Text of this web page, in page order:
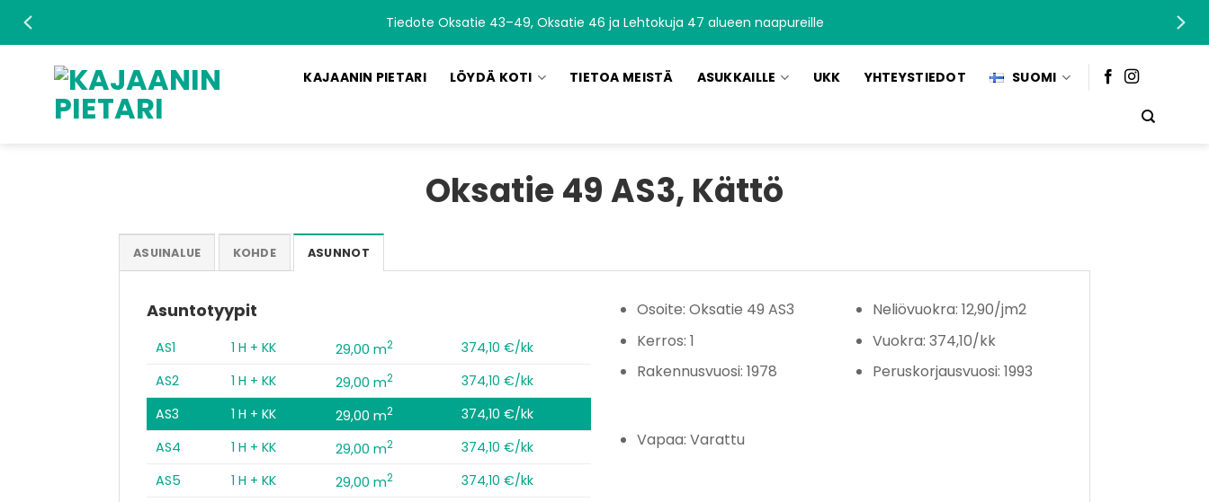
Tiedote Oksatie 43–49, Oksatie 46 ja Lehtokuja 47 alueen naapureille
KAJAANIN PIETARI LÖYDÄ KOTI TIETOA MEISTÄ ASUKKAILLE UKK YHTEYSTIEDOT SUOMI
Oksatie 49 AS3, Kättö
ASUINALUE KOHDE ASUNNOT
Asuntotyypit
AS1 1 H + KK 29,00 m2
374,10 €/kk
AS2
1 H + KK 29,00 m2
374,10 €/kk
AS3
1 H + KK 29,00 m2
374,10 €/kk
AS4
1 H + KK 29,00 m2
374,10 €/kk
AS5
1 H + KK 29,00 m2
374,10 €/kk
Osoite: Oksatie 49 AS3
Kerros: 1
Rakennusvuosi: 1978
Neliövuokra: 12,90/jm2
Vuokra: 374,10/kk
Peruskorjausvuosi: 1993
Vapaa: Varattu